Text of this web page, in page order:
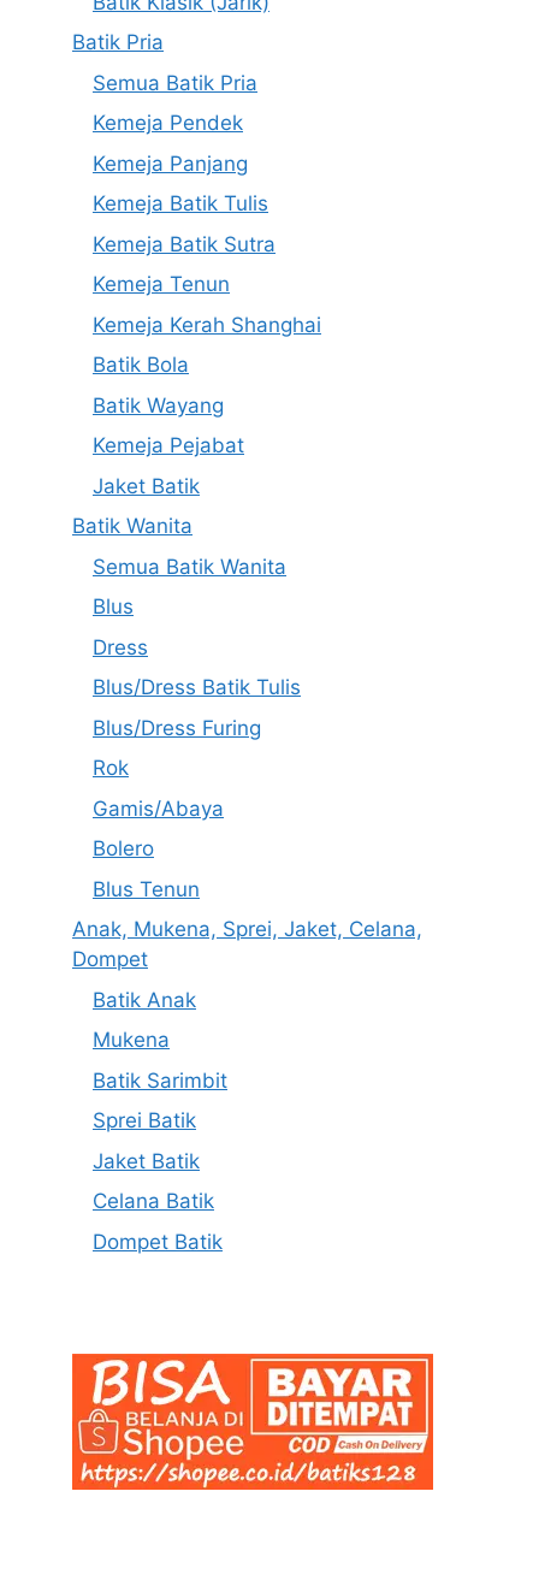
Batik Pria
Semua Batik Pria
Kemeja Pendek
Kemeja Panjang
Kemeja Batik Tulis
Kemeja Batik Sutra
Kemeja Tenun
Kemeja Kerah Shanghai
Batik Bola
Batik Wayang
Kemeja Pejabat
Jaket Batik
Batik Wanita
Semua Batik Wanita
Blus
Dress
Blus/Dress Batik Tulis
Blus/Dress Furing
Rok
Gamis/Abaya
Bolero
Blus Tenun
Anak, Mukena, Sprei, Jaket, Celana,
Dompet
Batik Anak
Mukena
Batik Sarimbit
Sprei Batik
Jaket Batik
Celana Batik
Dompet Batik